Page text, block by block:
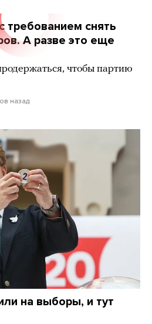
требованием снять
А разве это еще
чтобы партию
назад
на выборы, и тут